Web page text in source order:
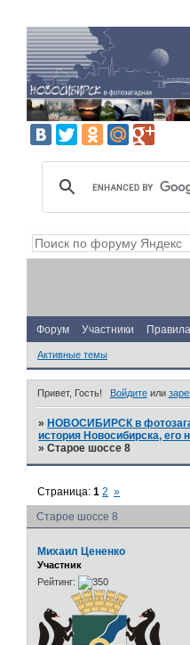
Форум Участники Правила
Активные темы
Привет, Гость! Войдитеили
» НОВОСИБИРСК в
история Новосибирска, его
»Старое шоссе 8
Старое шоссе 8
Страница:1 2 »
Михаил Цененко
Участник
Рейтинг: